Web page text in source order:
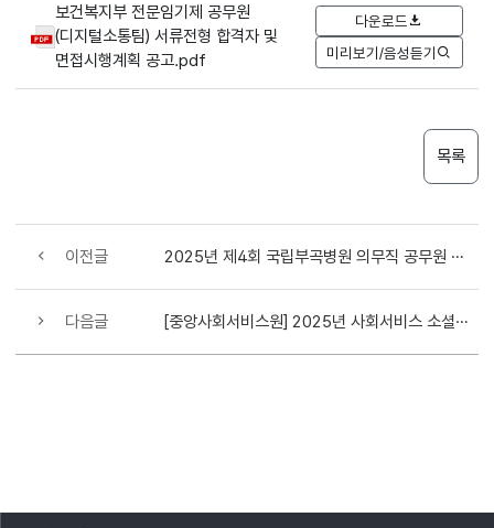
보건복지부 전문임기제 공무원
(디지털소통팀) 서류전형 합격자 및
면접시행계획 공고.pdf
다운로드
미리보기/음성듣기
목록
이전글 2025년 제4회 국립부곡병원 의무직 공무원 경력경쟁채용시험 3차 재공고
다음글 [중앙사회서비스원] 2025년 사회서비스 소셜업 공모전 참여기관 모집 공고